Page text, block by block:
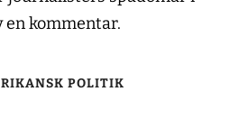
en kommentar.
POLITIK